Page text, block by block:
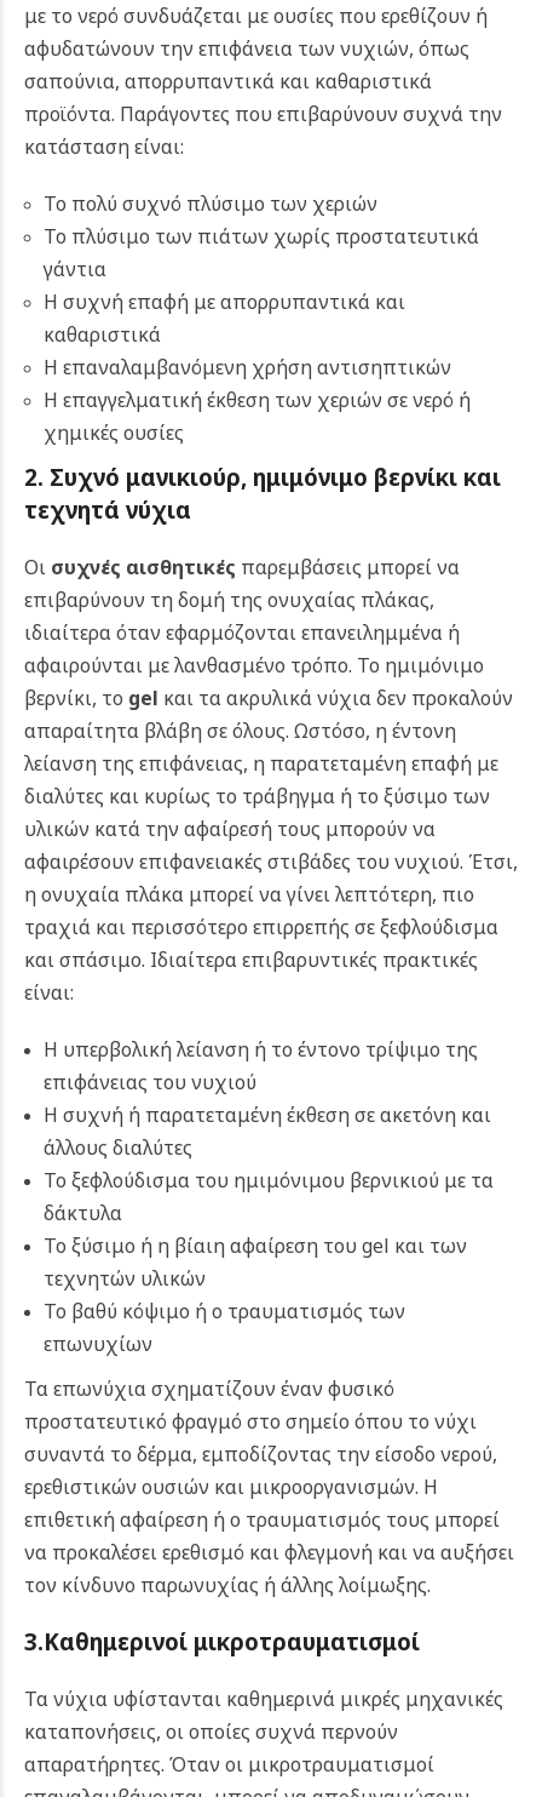
με το νερό συνδυάζεται με ουσίες που ερεθίζουν ή
αφυδατώνουν την επιφάνεια των νυχιών, όπως
σαπούνια, απορρυπαντικά και καθαριστικά
προϊόντα. Παράγοντες που επιβαρύνουν συχνά την
κατάσταση είναι:
Το πολύ συχνό πλύσιμο των χεριών
Το πλύσιμο των πιάτων χωρίς προστατευτικά
γάντια
Η συχνή επαφή με απορρυπαντικά και
καθαριστικά
Η επαναλαμβανόμενη χρήση αντισηπτικών
Η επαγγελματική έκθεση των χεριών σε νερό ή
χημικές ουσίες
2. Συχνό μανικιούρ, ημιμόνιμο βερνίκι και
τεχνητά νύχια
Οι συχνές αισθητικές παρεμβάσεις μπορεί να
επιβαρύνουν τη δομή της ονυχαίας πλάκας,
ιδιαίτερα όταν εφαρμόζονται επανειλημμένα ή
αφαιρούνται με λανθασμένο τρόπο. Το ημιμόνιμο
βερνίκι, το gel και τα ακρυλικά νύχια δεν προκαλούν
απαραίτητα βλάβη σε όλους. Ωστόσο, η έντονη
λείανση της επιφάνειας, η παρατεταμένη επαφή με
διαλύτες και κυρίως το τράβηγμα ή το ξύσιμο των
υλικών κατά την αφαίρεσή τους μπορούν να
αφαιρέσουν επιφανειακές στιβάδες του νυχιού. Έτσι,
η ονυχαία πλάκα μπορεί να γίνει λεπτότερη, πιο
τραχιά και περισσότερο επιρρεπής σε ξεφλούδισμα
και σπάσιμο. Ιδιαίτερα επιβαρυντικές πρακτικές
είναι:
Η υπερβολική λείανση ή το έντονο τρίψιμο της
επιφάνειας του νυχιού
Η συχνή ή παρατεταμένη έκθεση σε ακετόνη και
άλλους διαλύτες
Το ξεφλούδισμα του ημιμόνιμου βερνικιού με τα
δάκτυλα
Το ξύσιμο ή η βίαιη αφαίρεση του gel και των
τεχνητών υλικών
Το βαθύ κόψιμο ή ο τραυματισμός των
επωνυχίων
Τα επωνύχια σχηματίζουν έναν φυσικό
προστατευτικό φραγμό στο σημείο όπου το νύχι
συναντά το δέρμα, εμποδίζοντας την είσοδο νερού,
ερεθιστικών ουσιών και μικροοργανισμών. Η
επιθετική αφαίρεση ή ο τραυματισμός τους μπορεί
να προκαλέσει ερεθισμό και φλεγμονή και να αυξήσει
τον κίνδυνο παρωνυχίας ή άλλης λοίμωξης.
3.Καθημερινοί μικροτραυματισμοί
Τα νύχια υφίστανται καθημερινά μικρές μηχανικές
καταπονήσεις, οι οποίες συχνά περνούν
απαρατήρητες. Όταν οι μικροτραυματισμοί